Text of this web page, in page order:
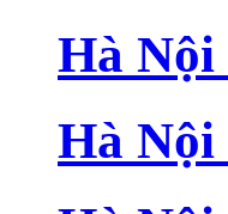
Hà Nội
Hà Nội